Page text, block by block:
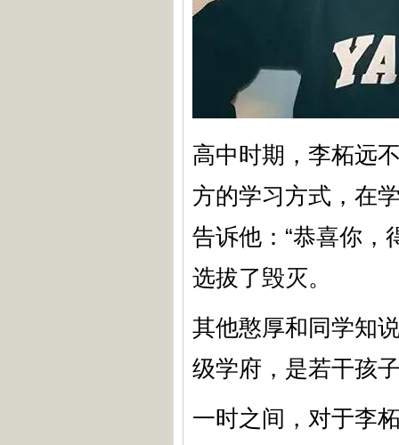
高中时期，李柘远
方的学习方式，在
告诉他：“恭喜你，
选拔了毁灭。
其他憨厚和同学知
级学府，是若干孩
一时之间，对于李